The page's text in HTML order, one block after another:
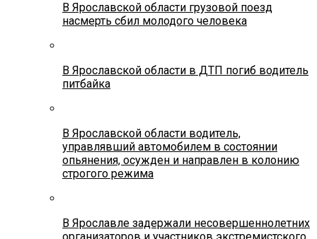
В Ярославской области грузовой поезд
насмерть сбил молодого человека
В Ярославской области в ДТП погиб водитель
питбайка
В Ярославской области водитель,
управлявший автомобилем в состоянии
опьянения, осужден и направлен в колонию
строгого режима
В Ярославле задержали несовершеннолетних